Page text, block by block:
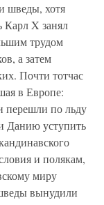
шведы, хотя
Карл X занял
трудом
а затем
Почти тотчас
в Европе:
перешли по льду
Данию уступить
и полякам,
миру
вынудили